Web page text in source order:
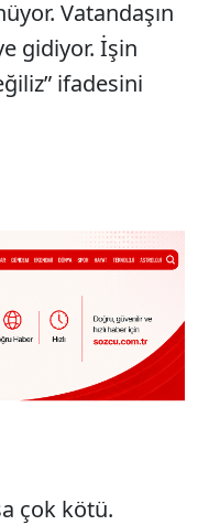
Vatandaşın
gidiyor. İşin
ifadesini
çok kötü.